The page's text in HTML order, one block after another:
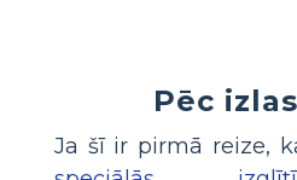
Pēc
Ja šī ir pirmā reize,